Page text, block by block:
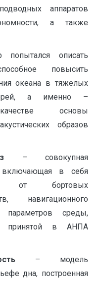
аппаратов
а также
попытался описать
повысить
океана в тяжелых
а именно –
основы
образов
– совокупная
включающая в себя
от бортовых
навигационного
параметров среды,
принятой в АНПА
– модель
дна, построенная